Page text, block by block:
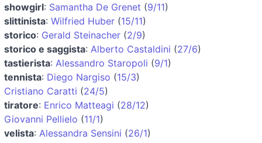
showgirl: Samantha De Grenet (9/11)
slittinista: Wilfried Huber (15/11)
storico: Gerald Steinacher (2/9)
storico e saggista: Alberto Castaldini (27/6)
tastierista: Alessandro Staropoli (9/1)
tennista: Diego Nargiso (15/3)
Cristiano Caratti (24/5)
tiratore: Enrico Matteagi (28/12)
Giovanni Pellielo (11/1)
velista: Alessandra Sensini (26/1)